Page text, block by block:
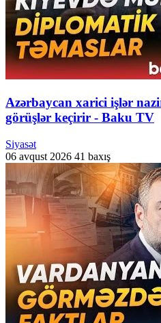
Azərbaycan xarici işlər
görüşlər keçirir - Baku TV
Siyasət
06 avqust 2026 41 baxış